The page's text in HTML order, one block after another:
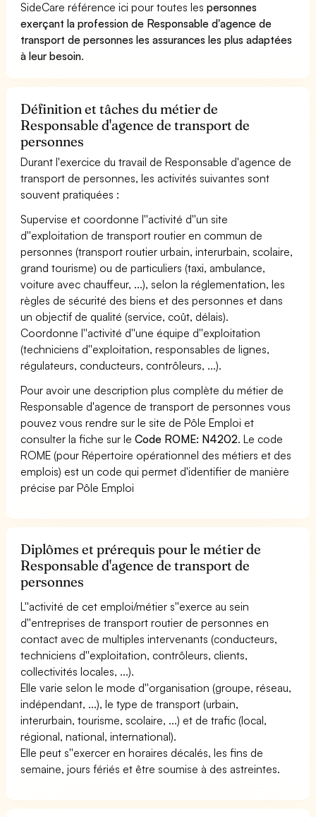
SideCare référence ici pour toutes lespersonnes
exerçant la profession de Responsable d'agence de
transport de personnes les assurances les plus adaptées
à leur besoin.
Définition et tâches du métier de
Responsable d'agence de transport de
personnes
Durant l'exercice du travail de Responsable d'agence de
transport de personnes, les activités suivantes sont
souvent pratiquées :
Supervise et coordonne l''activité d''un site
d''exploitation de transport routier en commun de
personnes (transport routier urbain, interurbain, scolaire,
grand tourisme) ou de particuliers (taxi, ambulance,
voiture avec chauffeur, ...), selon la réglementation, les
règles de sécurité des biens et des personnes et dans
un objectif de qualité (service, coût, délais).
Coordonne l''activité d''une équipe d''exploitation
(techniciens d''exploitation, responsables de lignes,
régulateurs, conducteurs, contrôleurs, ...).
Pour avoir une description plus complète du métier de
Responsable d'agence de transport de personnes vous
pouvez vous rendre sur le site de Pôle Emploi et
consulter la fiche sur leCode ROME: N4202. Le code
ROME (pour Répertoire opérationnel des métiers et des
emplois) est un code qui permet d'identifier de manière
précise par Pôle Emploi
Diplômes et prérequis pour le métier de
Responsable d'agence de transport de
personnes
L''activité de cet emploi/métier s''exerce au sein
d''entreprises de transport routier de personnes en
contact avec de multiples intervenants (conducteurs,
techniciens d''exploitation, contrôleurs, clients,
collectivités locales, ...).
Elle varie selon le mode d''organisation (groupe, réseau,
indépendant, ...), le type de transport (urbain,
interurbain, tourisme, scolaire, ...) et de trafic (local,
régional, national, international).
Elle peut s''exercer en horaires décalés, les fins de
semaine, jours fériés et être soumise à des astreintes.